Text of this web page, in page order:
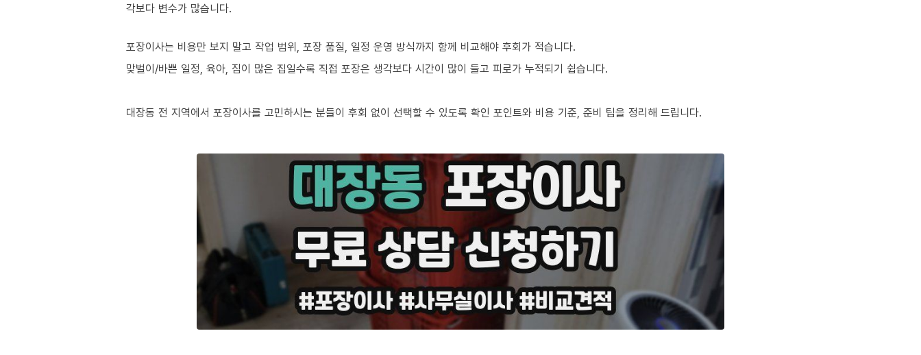
각보다 변수가 많습니다.
포장이사는 비용만 보지 말고 작업 범위, 포장 품질, 일정 운영 방식까지 함께 비교해야 후회가 적습니다.
맞벌이/바쁜 일정, 육아, 짐이 많은 집일수록 직접 포장은 생각보다 시간이 많이 들고 피로가 누적되기 쉽습니다.
대장동 전 지역에서 포장이사를 고민하시는 분들이 후회 없이 선택할 수 있도록 확인 포인트와 비용 기준, 준비 팁을 정리해 드립니다.